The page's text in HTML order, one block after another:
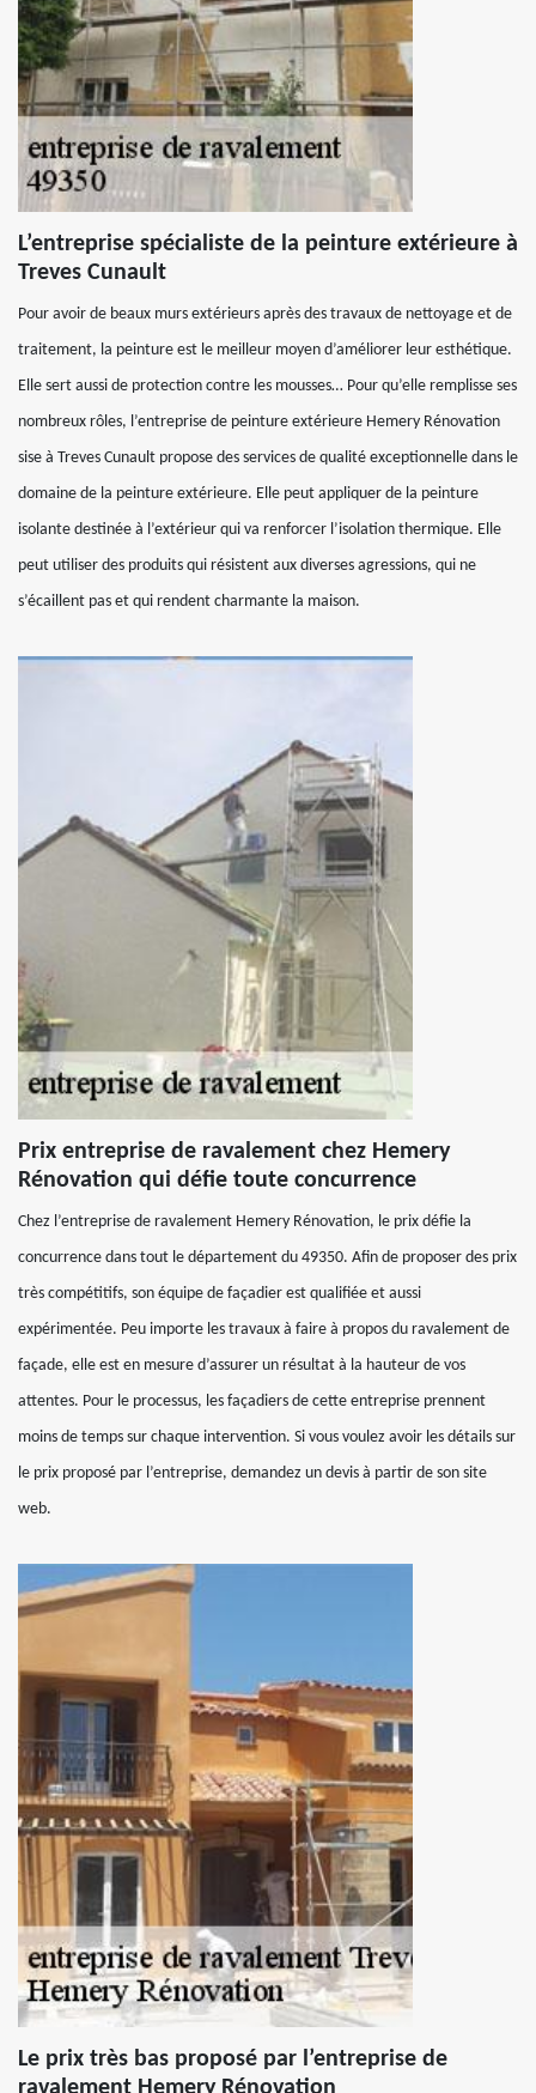
L’entreprise spécialiste de la peinture extérieure à
Treves Cunault
Pour avoir de beaux murs extérieurs après des travaux de nettoyage et de
traitement, la peinture est le meilleur moyen d’améliorer leur esthétique.
Elle sert aussi de protection contre les mousses… Pour qu’elle remplisse ses
nombreux rôles, l’entreprise de peinture extérieure Hemery Rénovation
sise à Treves Cunault propose des services de qualité exceptionnelle dans le
domaine de la peinture extérieure. Elle peut appliquer de la peinture
isolante destinée à l’extérieur qui va renforcer l’isolation thermique. Elle
peut utiliser des produits qui résistent aux diverses agressions, qui ne
s’écaillent pas et qui rendent charmante la maison.
Prix entreprise de ravalement chez Hemery
Rénovation qui défie toute concurrence
Chez l’entreprise de ravalement Hemery Rénovation, le prix défie la
concurrence dans tout le département du 49350. Afin de proposer des prix
très compétitifs, son équipe de façadier est qualifiée et aussi
expérimentée. Peu importe les travaux à faire à propos du ravalement de
façade, elle est en mesure d’assurer un résultat à la hauteur de vos
attentes. Pour le processus, les façadiers de cette entreprise prennent
moins de temps sur chaque intervention. Si vous voulez avoir les détails sur
le prix proposé par l’entreprise, demandez un devis à partir de son site
web.
Le prix très bas proposé par l’entreprise de
ravalement Hemery Rénovation